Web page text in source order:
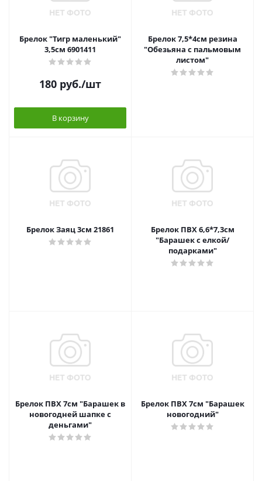
Брелок "Тигр маленький"
3,5см 6901411
180 руб./шт
В корзину
Брелок 7,5*4см резина
"Обезьяна с пальмовым
листом"
Брелок Заяц 3см 21861
Брелок ПВХ 6,6*7,3см
"Барашек с елкой/
подарками"
Брелок ПВХ 7см "Барашек в
новогодней шапке с
деньгами"
Брелок ПВХ 7см "Барашек
новогодний"